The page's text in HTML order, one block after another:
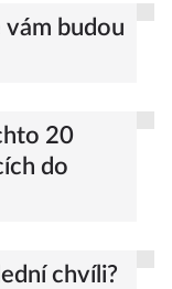
budou
20
do
chvíli?